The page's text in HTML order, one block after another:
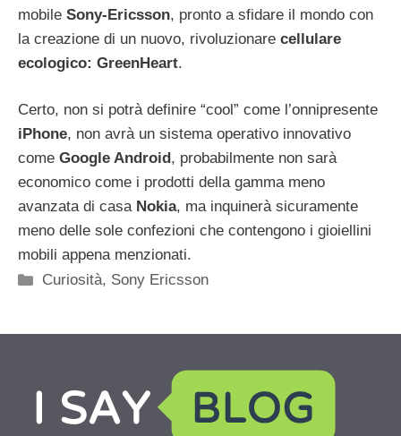
mobile Sony-Ericsson, pronto a sfidare il mondo con
la creazione di un nuovo, rivoluzionare cellulare
ecologico: GreenHeart.
Certo, non si potrà definire “cool” come l’onnipresente
iPhone, non avrà un sistema operativo innovativo
come Google Android , probabilmente non sarà
economico come i prodotti della gamma meno
avanzata di casa Nokia, ma inquinerà sicuramente
meno delle sole confezioni che contengono i gioiellini
mobili appena menzionati.
Categorie
Curiosità, Sony Ericsson